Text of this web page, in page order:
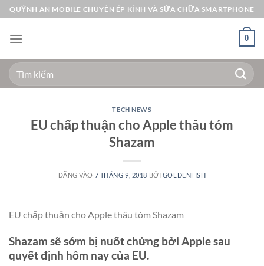
Bỏ
qua
nội
QUỲNH AN MOBILE CHUYÊN ÉP KÍNH VÀ SỬA CHỮA SMARTPHONE
0
Tìm
kiếm:
TECH NEWS
EU chấp thuận cho Apple thâu tóm
Shazam
ĐĂNG VÀO 7 THÁNG 9, 2018 BỞI GOLDENFISH
EU chấp thuận cho Apple thâu tóm Shazam
Shazam sẽ sớm bị nuốt chửng bởi Apple sau
quyết định hôm nay của EU.